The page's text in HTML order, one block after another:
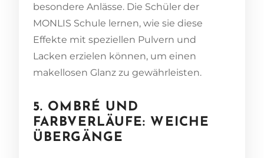
besondere Anlässe. Die Schüler der
MONLIS Schule lernen, wie sie diese
Effekte mit speziellen Pulvern und
Lacken erzielen können, um einen
makellosen Glanz zu gewährleisten.
5. OMBRÉ UND
FARBVERLÄUFE: WEICHE
ÜBERGÄNGE